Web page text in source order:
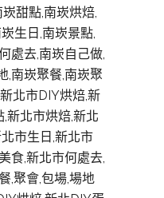
甜點,南崁烘焙,
生日,南崁景點,
處去,南崁自己做,
,南崁聚餐,南崁聚
北市DIY烘焙,新
新北市烘焙,新北
市生日,新北市
食,新北市何處去,
,聚會,包場,場地